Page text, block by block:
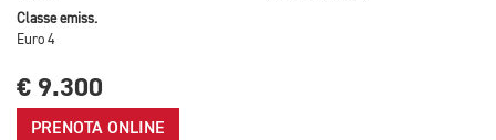
Classe emiss.
Euro 4
€ 9.300
PRENOTA ONLINE